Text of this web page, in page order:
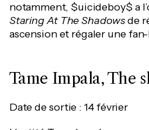
notamment, $uicideboy$ a
Staring At The Shadowsde
ascension et régaler une
Tame Impala, The
Date de sortie : 14 février